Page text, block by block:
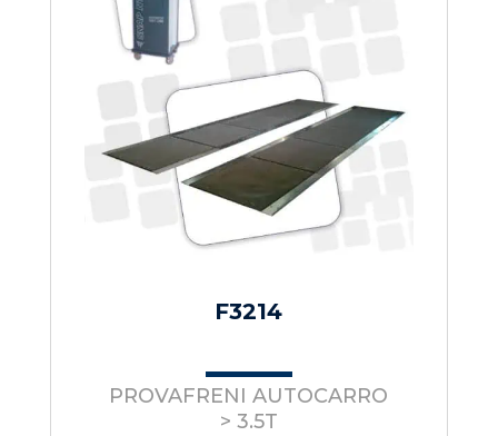
F3214
PROVAFRENI AUTOCARRO
> 3.5T